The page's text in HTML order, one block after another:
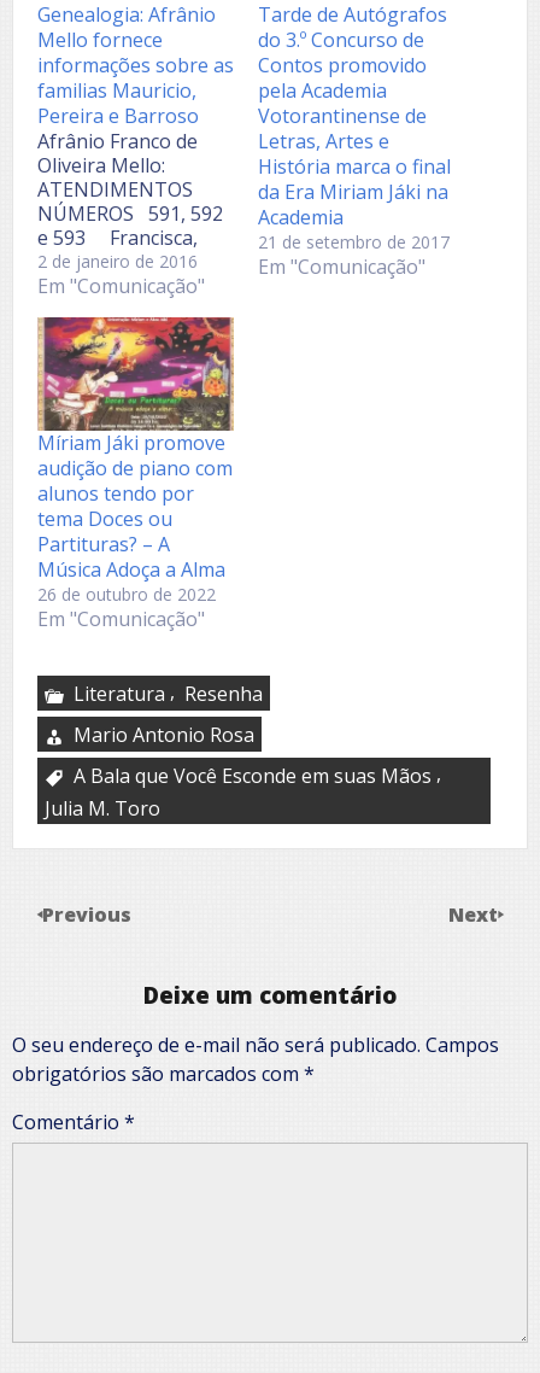
Genealogia: Afrânio
Mello fornece
informações sobre as
familias Mauricio,
Pereira e Barroso
Afrânio Franco de
Oliveira Mello:
ATENDIMENTOS
NÚMEROS 591, 592
e 593 Francisca,
boa tarde. Segue em
seu endereço o
atendimento para
Taiane Barroso. O do
sobrenome TELLES
já foi enviado.
Maurício..........................
06 páginas e 14
brasões ;
Pereira............................
20 páginas e 1
brasão.
Barroso...........................
05 páginas e 1…
2 de janeiro de 2016
Em "Comunicação"
Tarde de Autógrafos
do 3.º Concurso de
Contos promovido
pela Academia
Votorantinense de
Letras, Artes e
História marca o final
da Era Miriam Jáki na
Academia
21 de setembro de 2017
Em "Comunicação"
Míriam Jáki promove
audição de piano com
alunos tendo por
tema Doces ou
Partituras? – A
Música Adoça a Alma
26 de outubro de 2022
Em "Comunicação"
Literatura , Resenha
Mario Antonio Rosa
A Bala que Você Esconde em suas Mãos ,
Julia M. Toro
Previous Next
Deixe um comentário
O seu endereço de e-mail não será publicado. Campos
obrigatórios são marcados com *
Comentário *